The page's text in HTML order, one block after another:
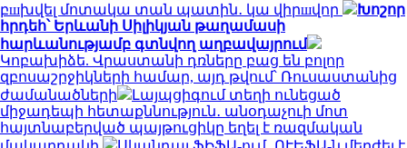
բшխվել մոտակա տան պատին․ կա վիրшվոր
Խոշոր
հրդեհ՝ Երևանի Սիլիկյան թաղամասի
հարևանությամբ գտնվող աղբավայրում
Կոբախիձե. Վրաստանի դռները բաց են բոլոր
զբոսաշրջիկների համար, այդ թվում՝ Ռուսաստանից
ժամանածների
Լայպցիգում տեղի ունեցած
միջադեպի հետաքննություն․ անօդաչուի մոտ
հայտնաբերված պայթուցիկը եղել է ռազմական